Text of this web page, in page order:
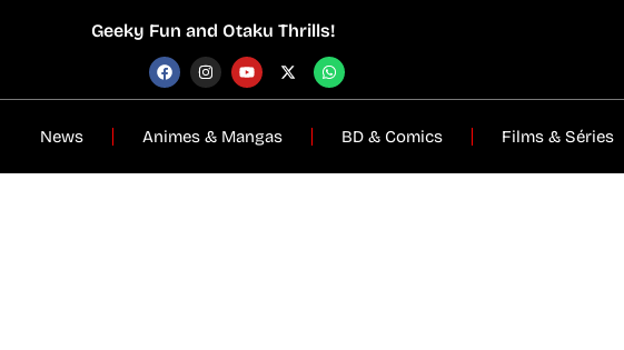
Geeky Fun and Otaku Thrills!
News Animes & Mangas BD & Comics Films & Séries